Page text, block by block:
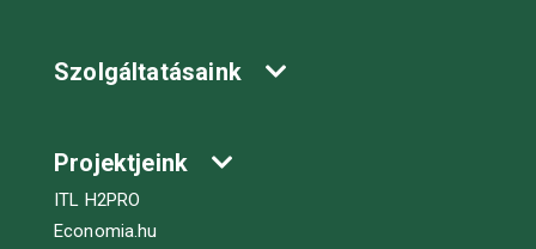
Szolgáltatásaink
Projektjeink
ITL H2PRO
Economia.hu